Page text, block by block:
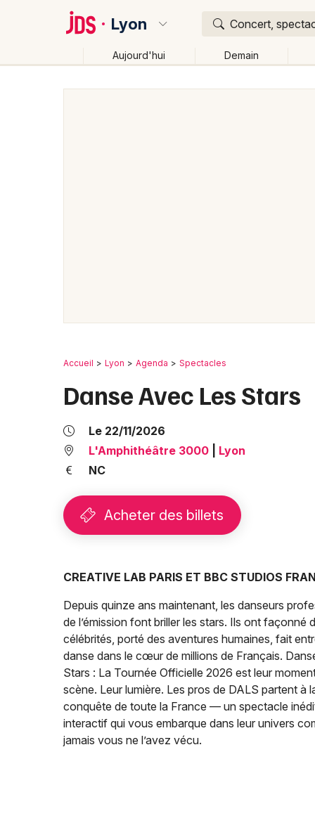
Lyon Concert,
Aujourd'hui Demain
Accueil Lyon Agenda Spectacles
Danse Avec Les Stars
Le 22/11/2026
L'Amphithéâtre 3000
Lyon
NC
Acheter des billets
CREATIVE LAB PARIS ET BBC STUDIOS
Depuis quinze ans maintenant, les danseurs
de l’émission font briller les stars. Ils ont façonné
célébrités, porté des aventures humaines, fait
danse dans le cœur de millions de Français.
Stars : La Tournée Officielle 2026 est leur
scène. Leur lumière. Les pros de DALS partent à
conquête de toute la France — un spectacle
interactif qui vous embarque dans leur univers
jamais vous ne l’avez vécu.